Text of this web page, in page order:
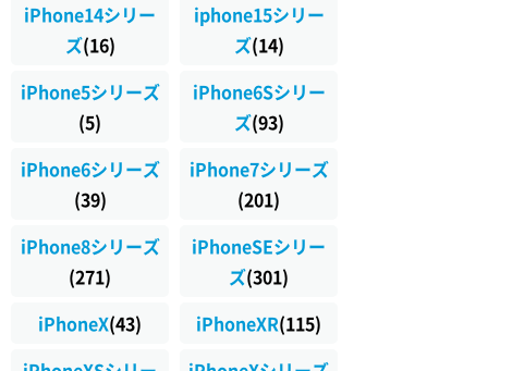
iPhone14シリー
ズ(16)
iphone15シリー
ズ(14)
iPhone5シリーズ
(5)
iPhone6Sシリー
ズ(93)
iPhone6シリーズ
(39)
iPhone7シリーズ
(201)
iPhone8シリーズ
(271)
iPhoneSEシリー
ズ(301)
iPhoneX(43) iPhoneXR(115)